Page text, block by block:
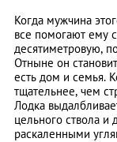
Когда мужчина
все помогают ему
десятиметровую,
Отныне он
есть дом и семья.
тщательнее, чем
Лодка
цельного ствола и
раскаленными